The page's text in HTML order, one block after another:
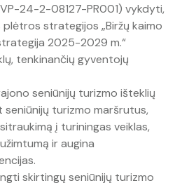
seniūnijos
garbės piliečiai
apie Biržus
žemėlapis
nuoma
salės, patalpų nuoma
Kultūros paso pasiūlymai
kebabinės
Biržuose"
ir poilsiavietės
kelionės
24-2-08127-PR001) vykdyti,
strategijos „Biržų kaimo
2025-2029 m.“
tenkinančių gyventojų
seniūnijų turizmo išteklių
turizmo maršrutus,
į turiningas veiklas,
ir augina
skirtingų seniūnijų turizmo